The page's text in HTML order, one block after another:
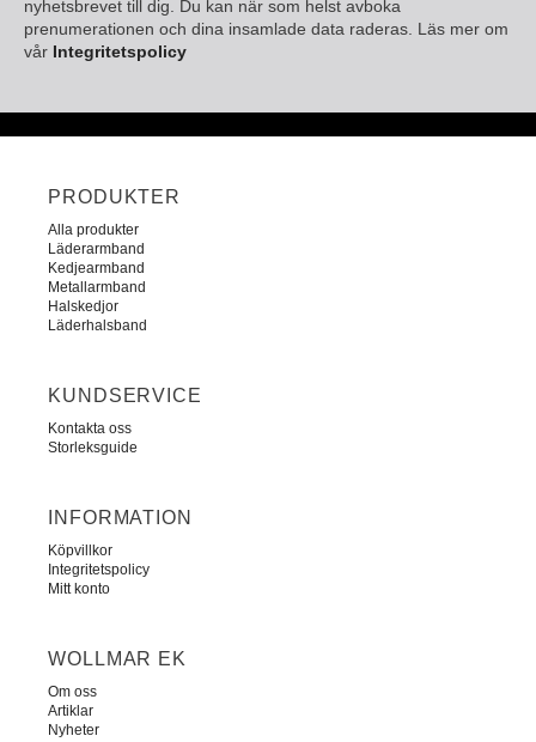
nyhetsbrevet till dig. Du kan när som helst avboka
prenumerationen och dina insamlade data raderas. Läs mer om
vår Integritetspolicy
PRODUKTER
Alla produkter
Läderarmband
Kedjearmband
Metallarmband
Halskedjor
Läderhalsband
KUNDSERVICE
Kontakta oss
Storleksguide
INFORMATION
Köpvillkor
Integritetspolicy
Mitt konto
WOLLMAR EK
Om oss
Artiklar
Nyheter